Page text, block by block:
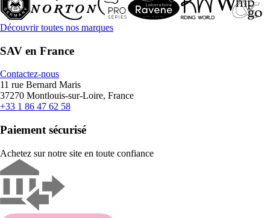
Découvrir toutes nos marques
SAV en France
Contactez-nous
11 rue Bernard Maris
37270 Montlouis-sur-Loire, France
+33 1 86 47 62 58
Paiement sécurisé
Achetez sur notre site en toute confiance